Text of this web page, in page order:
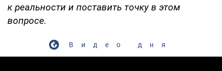
к реальности и поставить точку в этом
вопросе.
Видео дня